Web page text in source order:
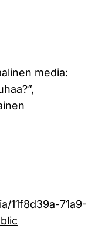
media:
11f8d39a-71a9-